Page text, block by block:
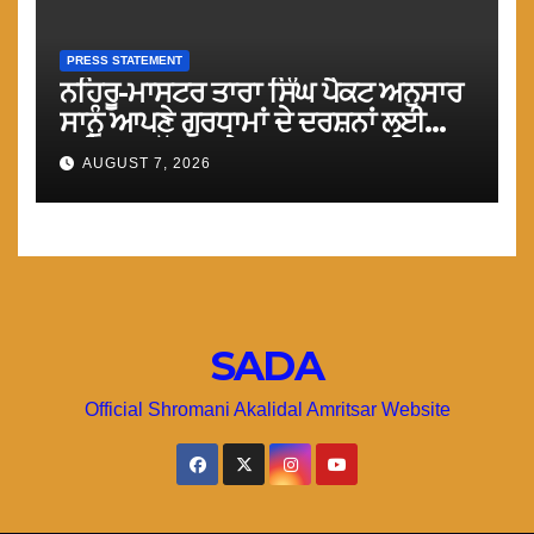
PRESS STATEMENT
ਨਹਿਰੂ-ਮਾਸਟਰ ਤਾਰਾ ਸਿੰਘ ਪੈਕਟ ਅਨੁਸਾਰ
ਸਾਨੂੰ ਆਪਣੇ ਗੁਰਧਾਮਾਂ ਦੇ ਦਰਸ਼ਨਾਂ ਲਈ
ਤੁਰੰਤ ਸਰਹੱਦਾਂ ਅਤੇ ਕਰਤਾਰਪੁਰ ਸਾਹਿਬ
ਲਾਂਘਾ ਖੋਲਿਆ ਜਾਵੇ : ਮਾਨ
AUGUST 7, 2026
SADA
Official Shromani Akalidal Amritsar Website